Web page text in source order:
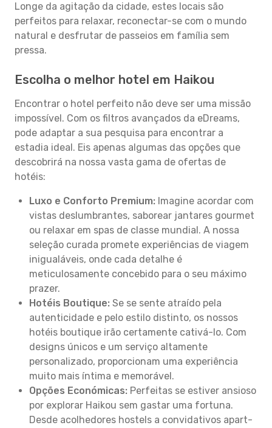
Longe da agitação da cidade, estes locais são
perfeitos para relaxar, reconectar-se com o mundo
natural e desfrutar de passeios em família sem
pressa.
Escolha o melhor hotel em Haikou
Encontrar o hotel perfeito não deve ser uma missão
impossível. Com os filtros avançados da eDreams,
pode adaptar a sua pesquisa para encontrar a
estadia ideal. Eis apenas algumas das opções que
descobrirá na nossa vasta gama de ofertas de
hotéis:
Luxo e Conforto Premium: Imagine acordar com
vistas deslumbrantes, saborear jantares gourmet
ou relaxar em spas de classe mundial. A nossa
seleção curada promete experiências de viagem
inigualáveis, onde cada detalhe é
meticulosamente concebido para o seu máximo
prazer.
Hotéis Boutique: Se se sente atraído pela
autenticidade e pelo estilo distinto, os nossos
hotéis boutique irão certamente cativá-lo. Com
designs únicos e um serviço altamente
personalizado, proporcionam uma experiência
muito mais íntima e memorável.
Opções Económicas: Perfeitas se estiver ansioso
por explorar Haikou sem gastar uma fortuna.
Desde acolhedores hostels a convidativos apart-